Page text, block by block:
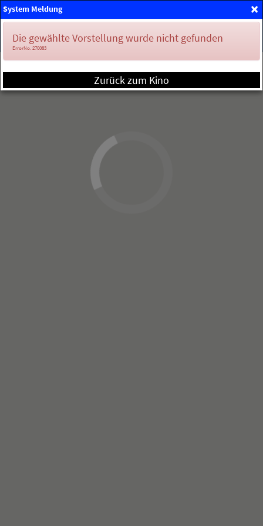
Mein Konto
×
System Meldung
Die gewählte Vorstellung wurde nicht gefunden
ErrorNo. 270083
Zurück zum Kino